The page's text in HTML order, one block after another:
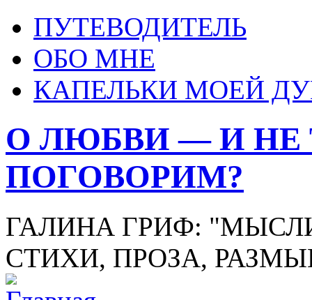
ПУТЕВОДИТЕЛЬ
ОБО МНЕ
КАПЕЛЬКИ МОЕЙ
О ЛЮБВИ — И НЕ
ПОГОВОРИМ?
ГАЛИНА ГРИФ:
СТИХИ, ПРОЗА,